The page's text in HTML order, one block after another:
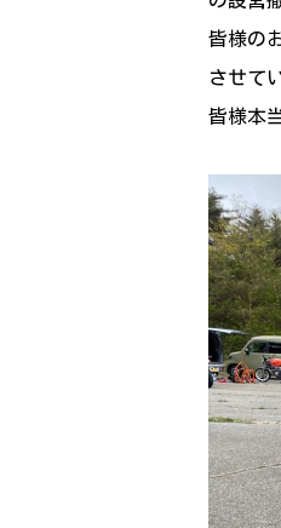
皆様の
させて
皆様本